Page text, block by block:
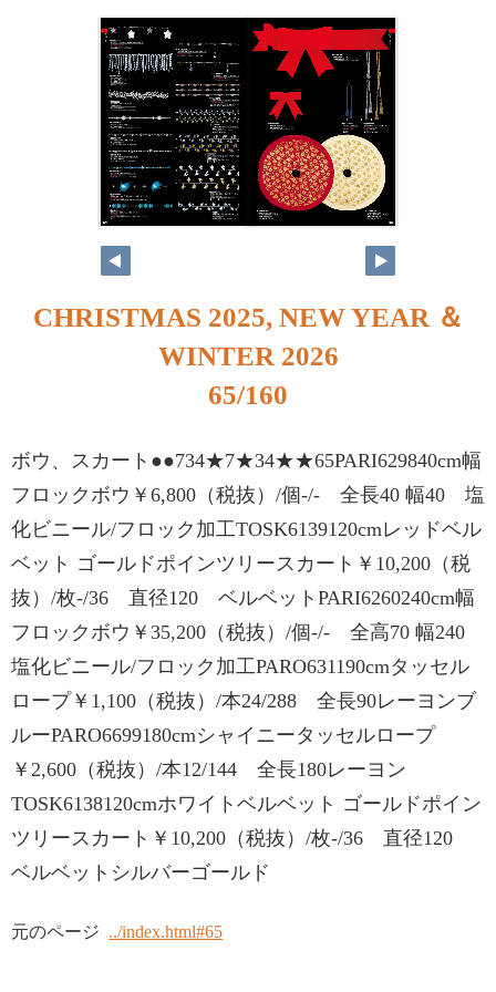
65
64
CHRISTMAS 2025, NEW YEAR ＆
WINTER 2026
65/160
ボウ、スカート●●734★7★34★★65PARI629840cm幅
フロックボウ￥6,800（税抜）/個-/- 全長40 幅40 塩
化ビニール/フロック加工TOSK6139120cmレッドベル
ベット ゴールドポインツリースカート￥10,200（税
抜）/枚-/36 直径120 ベルベットPARI6260240cm幅
フロックボウ￥35,200（税抜）/個-/- 全高70 幅240
塩化ビニール/フロック加工PARO631190cmタッセル
ロープ￥1,100（税抜）/本24/288 全長90レーヨンブ
ルーPARO6699180cmシャイニータッセルロープ
￥2,600（税抜）/本12/144 全長180レーヨン
TOSK6138120cmホワイトベルベット ゴールドポイン
ツリースカート￥10,200（税抜）/枚-/36 直径120
ベルベットシルバーゴールド
元のページ ../index.html#65